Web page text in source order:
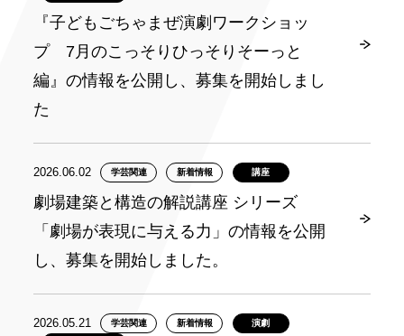
『子どもごちゃまぜ演劇ワークショッ
プ 7月のこっそりひっそりそーっと
編』の情報を公開し、募集を開始しまし
た
2026.06.02 学芸関連 新着情報 講座
劇場建築と構造の解説講座 シリーズ
「劇場が表現に与える力」の情報を公開
し、募集を開始しました。
2026.05.21 学芸関連 新着情報
演劇